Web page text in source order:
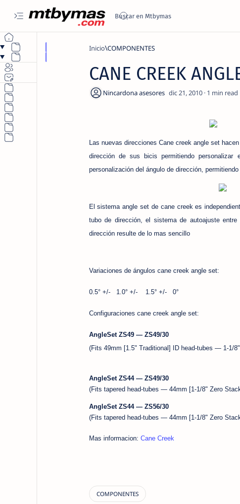
Inicio COMPONENTES
CANE CREEK
1
Las nuevas direcciones Cane creek angle set
dirección de sus bicis permitiendo
personalización del ángulo de dirección,
El sistema angle set de cane creek es
tubo de dirección, el sistema de autoajuste
dirección resulte de lo mas sencillo
Variaciones de ángulos cane creek angle set:
0.5° +/- 1.0° +/- 1.5° +/- 0°
Configuraciones cane creek angle set:
AngleSet ZS49 — ZS49/30
(Fits 49mm [1.5" Traditional] ID head-tubes — 1-1/
AngleSet ZS44 — ZS49/30
(Fits tapered head-tubes — 44mm [1-1/8" Zero
AngleSet ZS44 — ZS56/30
(Fits tapered head-tubes — 44mm [1-1/8" Zero
Mas informacion: Cane Creek